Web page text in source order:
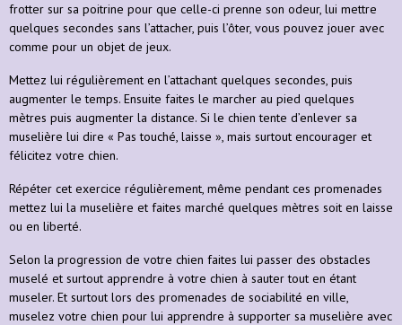
frotter sur sa poitrine pour que celle-ci prenne son odeur, lui mettre
quelques secondes sans l’attacher, puis l’ôter, vous pouvez jouer avec
comme pour un objet de jeux.
Mettez lui régulièrement en l’attachant quelques secondes, puis
augmenter le temps. Ensuite faites le marcher au pied quelques
mètres puis augmenter la distance. Si le chien tente d’enlever sa
muselière lui dire « Pas touché, laisse », mais surtout encourager et
félicitez votre chien.
Répéter cet exercice régulièrement, même pendant ces promenades
mettez lui la muselière et faites marché quelques mètres soit en laisse
ou en liberté.
Selon la progression de votre chien faites lui passer des obstacles
muselé et surtout apprendre à votre chien à sauter tout en étant
museler. Et surtout lors des promenades de sociabilité en ville,
muselez votre chien pour lui apprendre à supporter sa muselière avec